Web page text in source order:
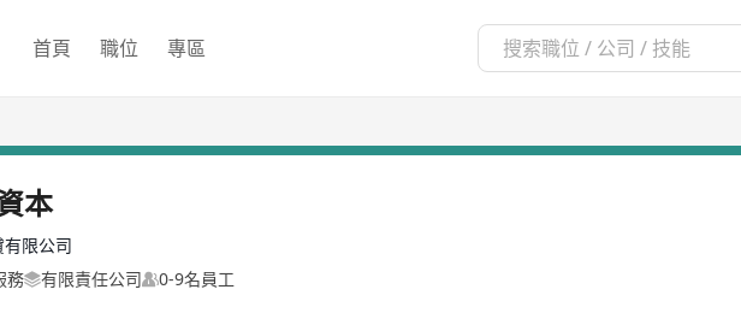
首頁 職位 專區
本
限公司
務
有限責任公司 0-9名員工